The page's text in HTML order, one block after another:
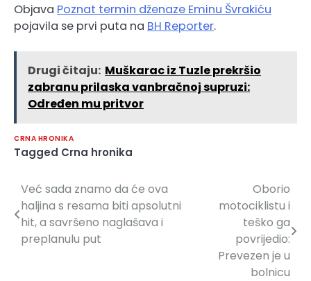
Objava Poznat termin dženaze Eminu Švrakiću
pojavila se prvi puta na BH Reporter.
Drugi čitaju: Muškarac iz Tuzle prekršio
zabranu prilaska vanbračnoj supruzi:
Određen mu pritvor
CRNA HRONIKA
Tagged Crna hronika
Navigacija
članaka
Već sada znamo da će ova
haljina s resama biti apsolutni
hit, a savršeno naglašava i
preplanulu put
Oborio
motociklistu i
teško ga
povrijedio:
Prevezen je u
bolnicu